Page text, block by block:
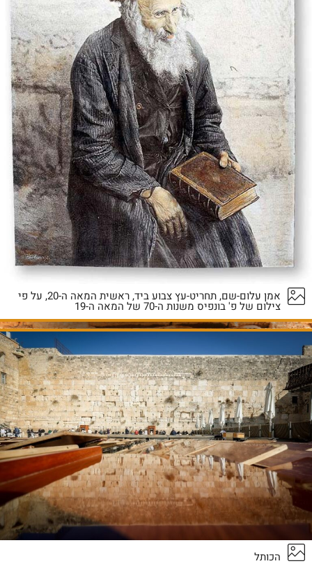
אמן עלום-שם, תחריט-עץ צבוע ביד, ראשית המאה ה-20, על פי
צילום של פ' בונפיס משנות ה-70 של המאה ה-19
הכותל